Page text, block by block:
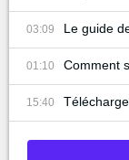
03:09 Le guide
01:10 Comment
15:40